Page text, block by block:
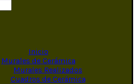
Inicio
Murales de Cerámica
Murales Realizados
Cuadros de Cerámica